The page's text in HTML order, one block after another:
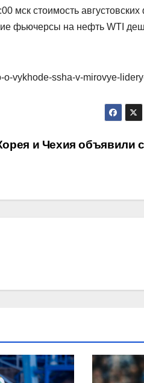
мск стоимость
фьючерсы на нефть WTI
vykhode-ssha-v-mirovye-
и Чехия объявили